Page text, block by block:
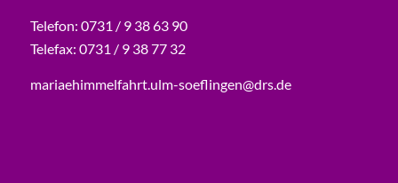
Telefon: 0731 / 9 38 63 90
Telefax: 0731 / 9 38 77 32
mariaehimmelfahrt.ulm-soeflingen@drs.de